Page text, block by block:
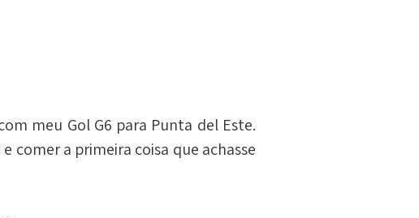
meu Gol G6 para Punta del Este.
comer a primeira coisa que achasse